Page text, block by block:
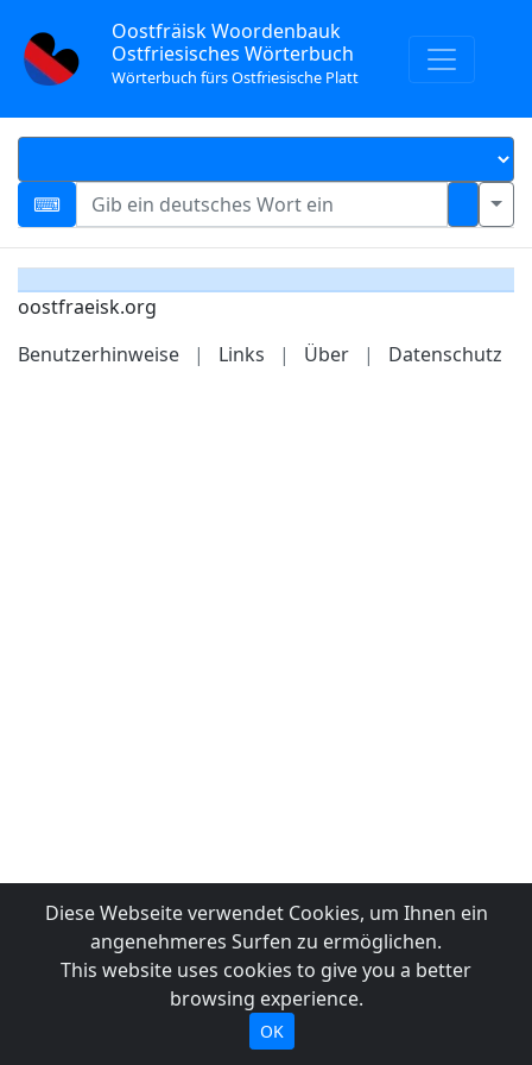
Oostfräisk Woordenbauk
Ostfriesisches Wörterbuch
Wörterbuch fürs Ostfriesische Platt
oostfraeisk.org
Benutzerhinweise
| Links | Über | Datenschutz
Diese Webseite verwendet Cookies, um Ihnen ein
angenehmeres Surfen zu ermöglichen.
This website uses cookies to give you a better
browsing experience.
OK